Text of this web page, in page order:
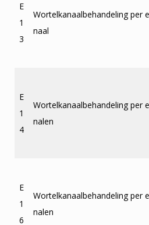
E
1
3
Wortelkanaalbehandeling per
naal
E
1
4
Wortelkanaalbehandeling per
nalen
E
1
6
Wortelkanaalbehandeling per
nalen